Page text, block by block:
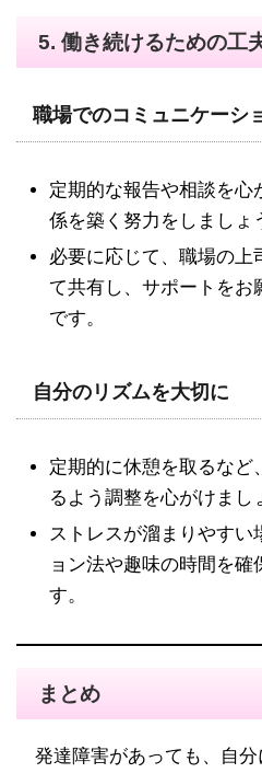
5. 働き続けるための工
職場でのコミュニケーシ
定期的な報告や相談を心
係を築く努力をしましょ
必要に応じて、職場の上
て共有し、サポートをお
です。
自分のリズムを大切に
定期的に休憩を取るなど
るよう調整を心がけまし
ストレスが溜まりやすい
ョン法や趣味の時間を
す。
まとめ
発達障害があっても、自分